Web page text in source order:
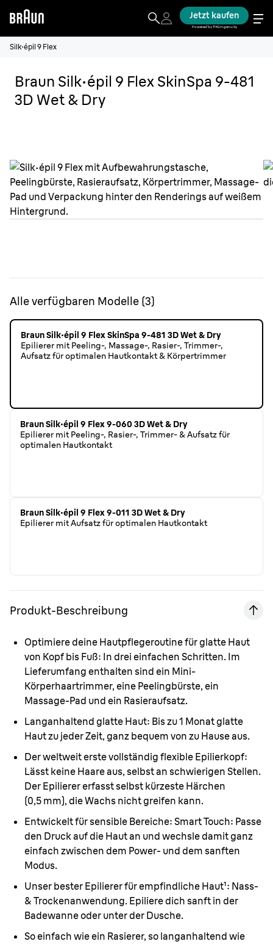
Jetzt kaufen
Powered by THG Ingenuity
Silk·épil 9 Flex
Braun Silk·épil 9 Flex SkinSpa 9-481
3D Wet & Dry
Alle verfügbaren Modelle (3)
Braun Silk·épil 9 Flex SkinSpa 9-481 3D Wet & Dry
Epilierer mit Peeling-, Massage-, Rasier-, Trimmer-,
Aufsatz für optimalen Hautkontakt & Körpertrimmer
Braun Silk·épil 9 Flex 9-060 3D Wet & Dry
Epilierer mit Peeling-, Rasier-, Trimmer- & Aufsatz für
optimalen Hautkontakt
Braun Silk·épil 9 Flex 9-011 3D Wet & Dry
Epilierer mit Aufsatz für optimalen Hautkontakt
Produkt-Beschreibung
Optimiere deine Hautpflegeroutine für glatte Haut
von Kopf bis Fuß: In drei einfachen Schritten. Im
Lieferumfang enthalten sind ein Mini-
Körperhaartrimmer, eine Peelingbürste, ein
Massage-Pad und ein Rasieraufsatz.
Langanhaltend glatte Haut: Bis zu 1 Monat glatte
Haut zu jeder Zeit, ganz bequem von zu Hause aus.
Der weltweit erste vollständig flexible Epilierkopf:
Lässt keine Haare aus, selbst an schwierigen Stellen.
Der Epilierer erfasst selbst kürzeste Härchen
(0,5 mm), die Wachs nicht greifen kann.
Entwickelt für sensible Bereiche: Smart Touch: Passe
den Druck auf die Haut an und wechsle damit ganz
einfach zwischen dem Power- und dem sanften
Modus.
Unser bester Epilierer für empfindliche Haut¹: Nass-
& Trockenanwendung. Epiliere dich sanft in der
Badewanne oder unter der Dusche.
So einfach wie ein Rasierer, so langanhaltend wie